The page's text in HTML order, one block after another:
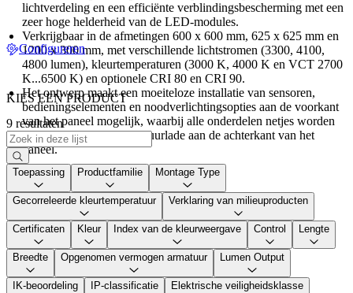
lichtverdeling en een efficiënte verblindingsbescherming met een
zeer hoge helderheid van de LED-modules.
Verkrijgbaar in de afmetingen 600 x 600 mm, 625 x 625 mm en
1200 x 300 mm, met verschillende lichtstromen (3300, 4100,
4800 lumen), kleurtemperaturen (3000 K, 4000 K en VCT 2700
K...6500 K) en optionele CRI 80 en CRI 90.
Het ontwerp maakt een moeiteloze installatie van sensoren,
bedieningselementen en noodverlichtingsopties aan de voorkant
van het paneel mogelijk, waarbij alle onderdelen netjes worden
opgeborgen in de apparatuurlade aan de achterkant van het
paneel.
Configureren
KIES EEN PRODUCT
9 resultaten
Toepassing Productfamilie Montage Type
Gecorreleerde kleurtemperatuur Verklaring van milieuproducten
Certificaten Kleur Index van de kleurweergave Control Lengte
Breedte Opgenomen vermogen armatuur Lumen Output
IK-beoordeling IP-classificatie Elektrische veiligheidsklasse